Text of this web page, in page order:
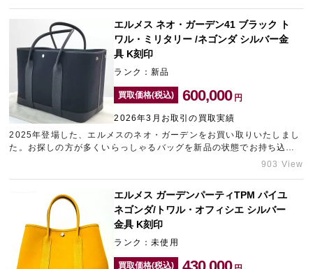
ください。
エルメス ネオ・ガーデン41 ブラック ト
ワル・ミリタリー /ネゴンダ シルバー金
具 K刻印
ランク：新品
買取価格(税込) 600,000 円
2026年3月お取引の買取実績
2025年登場した、エルメスのネオ・ガーデンをお買い取りいたしまし
た。お探しの方が多くいらっしゃるバッグを新品の状態でお持ち込み
いただけたため、精一杯の金額をご提示させていただきました。ブラ
903 View
エルメス ガーデンパーティTPM パイユ
ネゴンダ/トワル・オフィシエ シルバー
金具 K刻印
ランク：未使用
買取価格(税込)